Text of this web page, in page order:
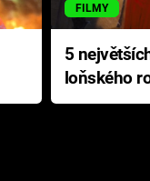
FILMY
5
loňského
jediné